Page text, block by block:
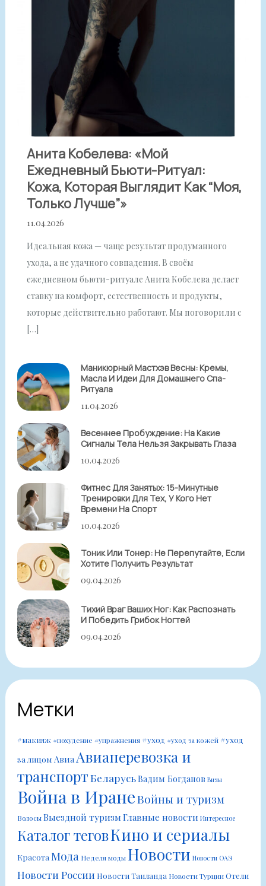
Анита Кобелева: «Мой
Ежедневный Бьюти-Ритуал:
Кожа, Которая Выглядит Как “моя,
Только Лучше”»
11.04.2026
Идеальная кожа — чаще результат продуманного
ухода, а не удачного совпадения. В своём
ежедневном бьюти-ритуале Анита Кобелева делает
ставку на комфорт, естественность и продукты,
которые действительно работают. Мы поговорили с
[…]
Маникюрный Мастхэв Весны: Кремы,
Масла И Идеи Для Домашнего Спа-
Ритуала
11.04.2026
Весеннее Пробуждение: На Какие
Сигналы Тела Нельзя Закрывать Глаза
10.04.2026
Фитнес Для Занятых: 15-Минутные
Тренировки Для Тех, У Кого Нет
Времени На Спорт
10.04.2026
Тоник Или Тонер: Не Перепутайте, Если
Хотите Получить Результат
09.04.2026
Тихий Враг Ваших Ног: Как Распознать
И Победить Грибок Ногтей
09.04.2026
Метки
#макияж #похудение #упражнения #уход #уход за кожей #уход
за лицом Авиа Авиаперевозка и
транспортБеларусьВадим Богданов Визы
Война в ИранеВойны и туризм
ВолосыВыездной туризмГлавные новости Интересное
Каталог теговКино и сериалы
Красота Мода Неделя моды Новости Новости ОАЭ
Новости России Новости Таиланда Новости ТурцииОтели